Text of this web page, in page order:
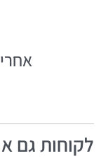
לקוחות גם